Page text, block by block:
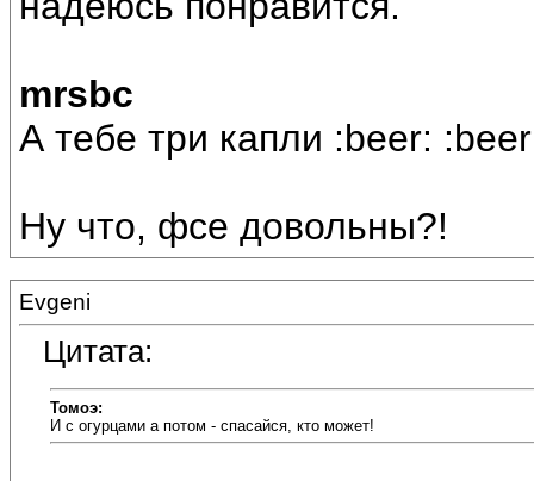
mrsbc
А тебе три капли :beer:
Ну что, фсе довольны?!
Evgeni
Цитата:
Томоэ:
И с огурцами а потом - спасайся, кто может!